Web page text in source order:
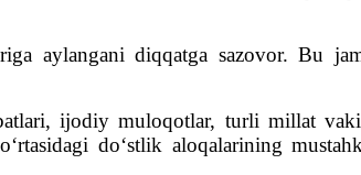
aylangani diqqatga sazovor. Bu
ijodiy muloqotlar, turli millat
do‘stlik aloqalarining